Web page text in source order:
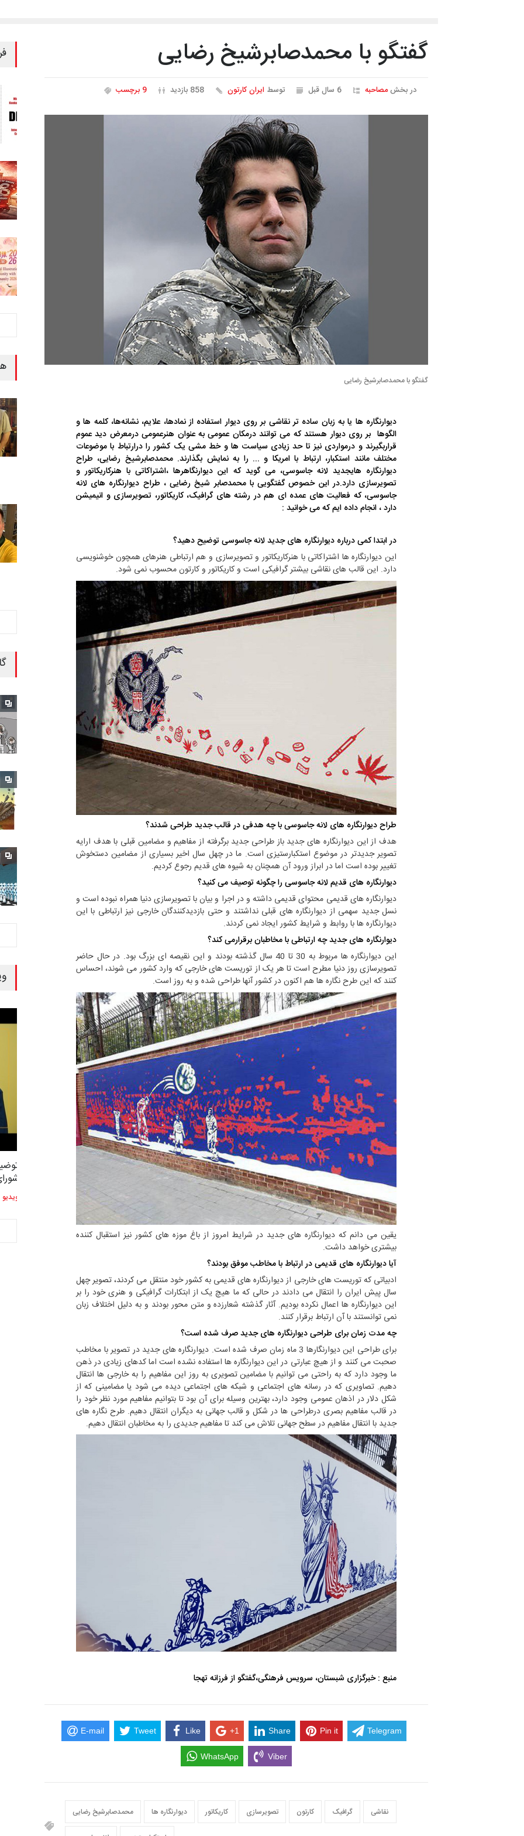
گفتگو با محمدصابرشیخ رضایی
در بخشمصاحبه 6 سال قبل توسط ایران کارتون 858 بازدید 9 برچسب
گفتگو با محمدصابرشیخ رضایی
دیوارنگاره ها یا به زبان ساده تر نقاشی بر روی دیوار استفاده از نمادها، علایم، نشانه‌ها، کلمه ها و
الگوها بر‌ روی دیوار هستند که می توانند درمکان عمومی به عنوان هنرعمومی درمعرض دید عموم
قراربگیرند و درمواردی نیز تا حد زیادی سیاست ها و خط مشی یک کشور را درارتباط با موضوعات
مختلف مانند استکبار، ارتباط با امریکا و ... را به نمایش بگذارند. محمدصابرشیخ رضایی، طراح
دیوارنگاره هایجدید لانه جاسوسی، می گوید که این دیوارنگاهرها ،اشتراکاتی با هنرکاریکاتور و
تصویرسازی دارد.در این خصوص گفتگویی با محمدصابر شیخ رضایی ، طراح دیوارنگاره های لانه
جاسوسی، که فعالیت های عمده ای هم در رشته های گرافیک، کاریکاتور، تصویرسازی و انیمیشن
دارد ، انجام داده ایم که می خوانید :
در ابتدا کمی درباره دیوارنگاره های جدید لانه جاسوسی توضیح دهید؟
این دیوارنگاره ها اشتراکاتی با هنرکاریکاتور و تصویرسازی و هم ارتباطی هنرهای همچون خوشنویسی
دارد. این قالب های نقاشی بیشتر گرافیکی است و کاریکاتور و کارتون محسوب نمی شود.
طراح دیوارنگاره های لانه جاسوسی با چه هدفی در قالب جدید طراحی شدند؟
هدف از این دیوارنگاره های جدید باز طراحی جدید برگرفته از مفاهیم و مضامین قبلی با هدف ارایه
تصویر جدیدتر در موضوع استکبارستیزی است. ما در چهل سال اخیر بسیاری از مضامین دستخوش
تغییر بوده است اما در ابراز ورود آن همچنان به شیوه های قدیم رجوع کردیم.
دیوارنگاره های قدیم لانه جاسوسی را چگونه توصیف می کنید؟
دیوارنگاره های قدیمی محتوای قدیمی داشته و در اجرا و بیان با تصویرسازی دنیا همراه نبوده است و
نسل جدید سهمی از دیوارنگاره های قبلی نداشتند و حتی بازدیدکنندگان خارجی نیز ارتباطی با این
دیوارنگاره ها با روابط و شرایط کشور ایجاد نمی کردند.
دیوارنگاره های جدید چه ارتباطی با مخاطبان برقرارمی کند؟
این دیوارنگاره ها مربوط به 30 تا 40 سال گذشته بودند و این نقیصه ای بزرگ بود. در حال حاضر
تصویرسازی روز دنیا مطرح است تا هر یک از توریست های خارجی که وارد کشور می شوند، احساس
کنند که این طرح نگاره ها هم اکنون در کشور آنها طراحی شده و به روز است.
یقین می دانم که دیوارنگاره های جدید در شرایط امروز از باغ موزه های کشور نیز استقبال کننده
بیشتری خواهد داشت.
آیا دیوارنگاره های قدیمی در ارتباط با مخاطب موفق بودند؟
ادبیاتی که توریست های خارجی از دیوارنگاره های قدیمی به کشور خود منتقل می کردند، تصویر چهل
سال پیش ایران را انتقال می دادند در حالی که ما هیچ یک از ابتکارات گرافیکی و هنری خود را بر
این دیوارنگاره ها اعمال نکرده بودیم. آثار گذشته شعارزده و متن محور بودند و به دلیل اختلاف زبان
نمی توانستند با آن ارتباط برقرار کنند.
چه مدت زمان برای طراحی دیوارنگاره های جدید صرف شده است؟
برای طراحی این دیوارنگارها 3 ماه زمان صرف شده است. دیوارنگاره های جدید در تصویر با مخاطب
صحبت می کنند و از هیچ عبارتی در این دیوارنگاره ها استفاده نشده است اما کدهای زیادی در ذهن
ما وجود دارد که به راحتی می توانیم با مضامین تصویری به روز این مفاهیم را به خارجی ها انتقال
دهیم. تصاویری که در رسانه های اجتماعی و شبکه های اجتماعی دیده می شود یا مضامینی که از
شکل دلار در اذهان عمومی وجود دارد، بهترین وسیله برای آن بود تا بتوانیم مفاهیم مورد نظر خود را
در قالب مفاهیم بصری درطراحی ها در شکل و قالب جهانی به دیگران انتقال دهیم. طرح نگاره های
جدید با انتقال مفاهیم در سطح جهانی تلاش می کند تا مفاهیم جدیدی را به مخاطبان انتقال دهیم.
منبع : خبرگزاری شبستان، سرویس فرهنگی،گفتگو از فرزانه تهجا
E-mail Tweet Like +1 Share Pin it Telegram
WhatsApp Viber
محمدصابرشیخ رضایی دیوارنگاره ها کاریکاتور تصویرسازی کارتون گرافیک نقاشی
ویدیو
توضیحات استاد دوست محمدی عضو
شورای هنری…
ویدیو
"مرز" و حریم شخصی 3,434